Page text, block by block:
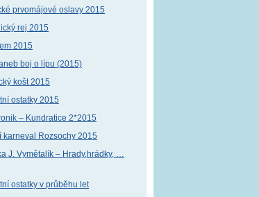
prvomájové oslavy 2015
rej 2015
2015
boj o lípu (2015)
košt 2015
ostatky 2015
– Kundratice 2*2015
karneval Rozsochy 2015
J. Vymětalík – Hrady,hrádky, …
ostatky v průběhu let